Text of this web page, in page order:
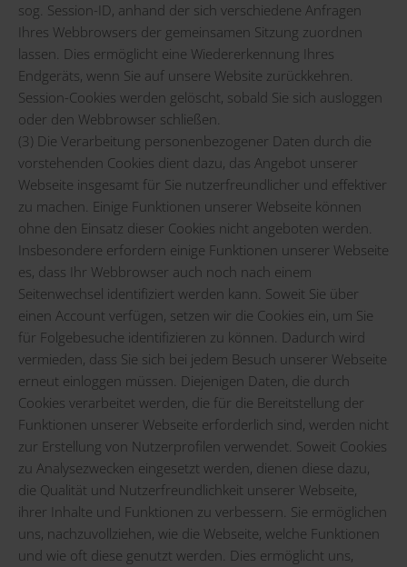
sog. Session-ID, anhand der sich verschiedene Anfragen
Ihres Webbrowsers der gemeinsamen Sitzung zuordnen
lassen. Dies ermöglicht eine Wiedererkennung Ihres
Endgeräts, wenn Sie auf unsere Website zurückkehren.
Session-Cookies werden gelöscht, sobald Sie sich ausloggen
oder den Webbrowser schließen.
(3) Die Verarbeitung personenbezogener Daten durch die
vorstehenden Cookies dient dazu, das Angebot unserer
Webseite insgesamt für Sie nutzerfreundlicher und effektiver
zu machen. Einige Funktionen unserer Webseite können
ohne den Einsatz dieser Cookies nicht angeboten werden.
Insbesondere erfordern einige Funktionen unserer Webseite
es, dass Ihr Webbrowser auch noch nach einem
Seitenwechsel identifiziert werden kann. Soweit Sie über
einen Account verfügen, setzen wir die Cookies ein, um Sie
für Folgebesuche identifizieren zu können. Dadurch wird
vermieden, dass Sie sich bei jedem Besuch unserer Webseite
erneut einloggen müssen. Diejenigen Daten, die durch
Cookies verarbeitet werden, die für die Bereitstellung der
Funktionen unserer Webseite erforderlich sind, werden nicht
zur Erstellung von Nutzerprofilen verwendet. Soweit Cookies
zu Analysezwecken eingesetzt werden, dienen diese dazu,
die Qualität und Nutzerfreundlichkeit unserer Webseite,
ihrer Inhalte und Funktionen zu verbessern. Sie ermöglichen
uns, nachzuvollziehen, wie die Webseite, welche Funktionen
und wie oft diese genutzt werden. Dies ermöglicht uns,